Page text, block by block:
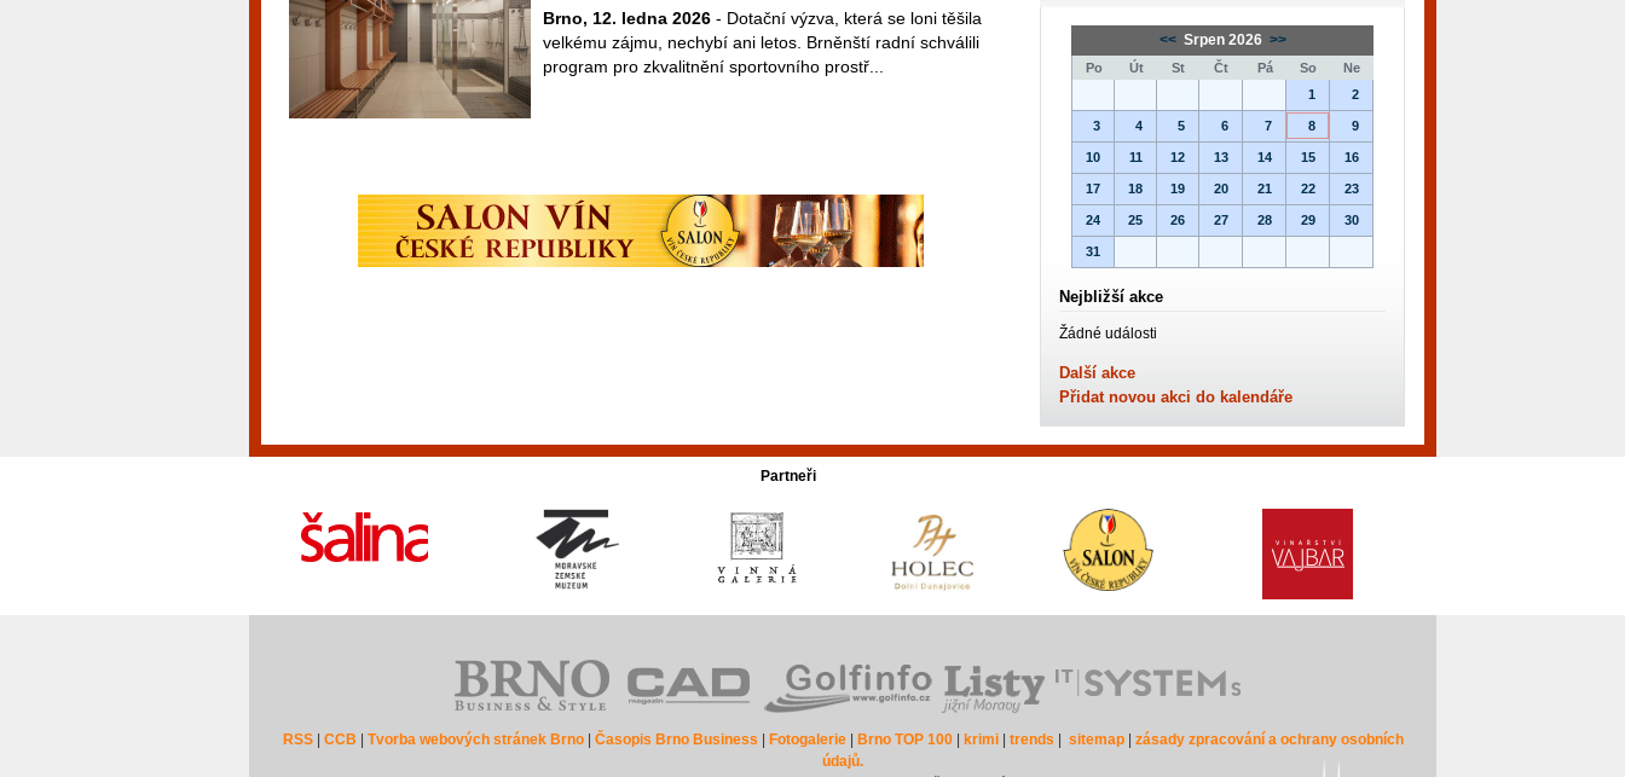
Brno, 12. ledna 2026 - Dotační výzva, která se loni těšila
velkému zájmu, nechybí ani letos. Brněnští radní schválili
program pro zkvalitnění sportovního prostř...
<< Srpen 2026 >>
Po Út St Čt Pá So
Ne
1
2
3 4 5 6 7 8 9
10 11 12 13 14 15 16
17 18 19 20 21 22 23
24 25 26 27 28 29 30
31
Nejbližší akce
Žádné události
Další akce
Přidat novou akci do kalendáře
Partneři
RSS| CCB Tvorba webových stránek Brno| Časopis Brno Business Fotogalerie| Brno TOP 100| krimi| trends sitemap| zásady zpracování a ochrany osobních
údajů.